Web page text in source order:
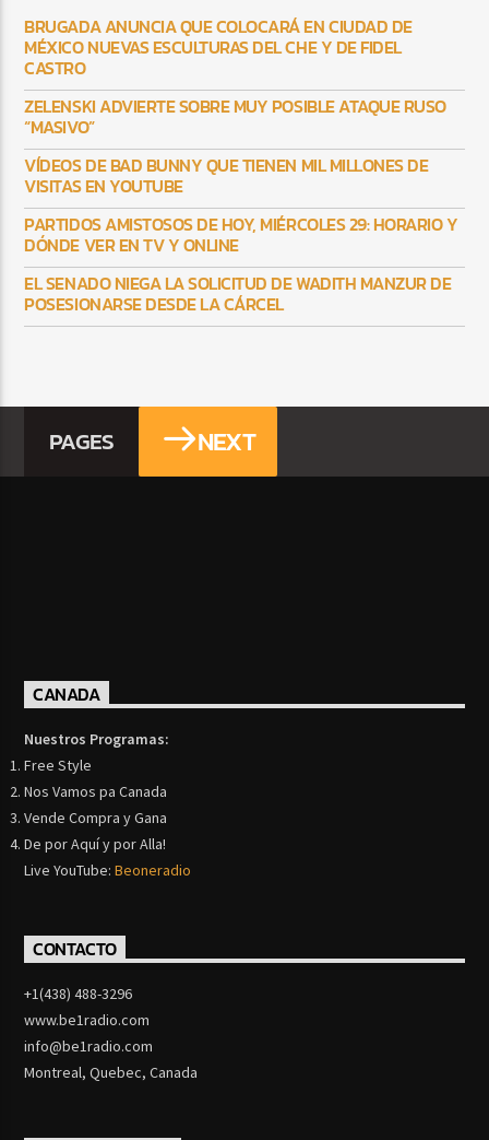
BRUGADA ANUNCIA QUE COLOCARÁ EN CIUDAD DE
MÉXICO NUEVAS ESCULTURAS DEL CHE Y DE FIDEL
CASTRO
ZELENSKI ADVIERTE SOBRE MUY POSIBLE ATAQUE RUSO
“MASIVO”
VÍDEOS DE BAD BUNNY QUE TIENEN MIL MILLONES DE
VISITAS EN YOUTUBE
PARTIDOS AMISTOSOS DE HOY, MIÉRCOLES 29: HORARIO Y
DÓNDE VER EN TV Y ONLINE
EL SENADO NIEGA LA SOLICITUD DE WADITH MANZUR DE
POSESIONARSE DESDE LA CÁRCEL
PAGES NEXT
CANADA
Nuestros Programas:
Free Style
Nos Vamos pa Canada
Vende Compra y Gana
De por Aquí y por Alla!
Live YouTube:Beoneradio
CONTACTO
+1(438) 488-3296
www.be1radio.com
info@be1radio.com
Montreal, Quebec, Canada